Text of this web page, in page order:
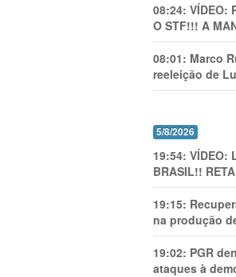
08:24: VÍDEO:
O STF!!! A
08:01: Marco
reeleição de
5/8/2026
19:54: VÍDEO:
BRASIL!!
19:15:
na produção
19:02: PGR
ataques à